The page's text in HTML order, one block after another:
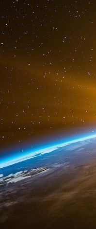
ce mécanisme
d’une part,
et, d’autre part,
Dans ce
Le 5 novembre
Numérique, a
le secteur de
mai 20142(*), par
des activités
énergétique...)
activités, sous
Ce bouclier
ou partie d’un
actuel ? On peut
l’entrée de l’État
Electric a